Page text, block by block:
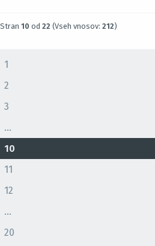
Stran 10 od 22 (Vseh vnosov: 212)
1
2
3
...
10
11
12
...
20